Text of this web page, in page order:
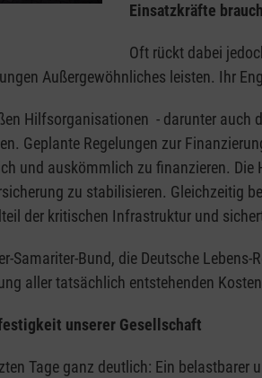
Einsatzkräfte
Oft rückt dabei
Außergewöhnliches leisten. Ihr
Hilfsorganisationen - darunter
Geplante Regelungen zur
und auskömmlich zu finanzieren.
zu stabilisieren. Gleichzeitig
der kritischen Infrastruktur und
Samariter-Bund, die Deutsche
aller tatsächlich entstehenden
unserer Gesellschaft
Tage ganz deutlich: Ein